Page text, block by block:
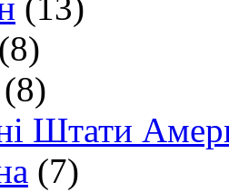
(13)
(8)
(8)
Штати
(7)